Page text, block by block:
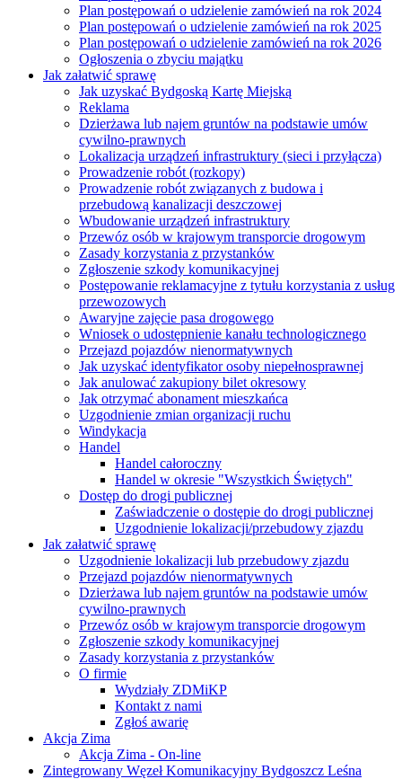
Plan postępowań o udzielenie zamówień na rok 2024
Plan postępowań o udzielenie zamówień na rok 2025
Plan postępowań o udzielenie zamówień na rok 2026
Ogłoszenia o zbyciu majątku
Jak załatwić sprawę
Jak uzyskać Bydgoską Kartę Miejską
Reklama
Dzierżawa lub najem gruntów na podstawie umów
cywilno-prawnych
Lokalizacja urządzeń infrastruktury (sieci i przyłącza)
Prowadzenie robót (rozkopy)
Prowadzenie robót związanych z budowa i
przebudową kanalizacji deszczowej
Wbudowanie urządzeń infrastruktury
Przewóz osób w krajowym transporcie drogowym
Zasady korzystania z przystanków
Zgłoszenie szkody komunikacyjnej
Postępowanie reklamacyjne z tytułu korzystania z usług
przewozowych
Awaryjne zajęcie pasa drogowego
Wniosek o udostępnienie kanału technologicznego
Przejazd pojazdów nienormatywnych
Jak uzyskać identyfikator osoby niepełnosprawnej
Jak anulować zakupiony bilet okresowy
Jak otrzymać abonament mieszkańca
Uzgodnienie zmian organizacji ruchu
Windykacja
Handel
Handel całoroczny
Handel w okresie "Wszystkich Świętych"
Dostęp do drogi publicznej
Zaświadczenie o dostępie do drogi publicznej
Uzgodnienie lokalizacji/przebudowy zjazdu
Jak załatwić sprawę
Uzgodnienie lokalizacji lub przebudowy zjazdu
Przejazd pojazdów nienormatywnych
Dzierżawa lub najem gruntów na podstawie umów
cywilno-prawnych
Przewóz osób w krajowym transporcie drogowym
Zgłoszenie szkody komunikacyjnej
Zasady korzystania z przystanków
O firmie
Wydziały ZDMiKP
Kontakt z nami
Zgłoś awarię
Akcja Zima
Akcja Zima - On-line
Zintegrowany Węzeł Komunikacyjny Bydgoszcz Leśna